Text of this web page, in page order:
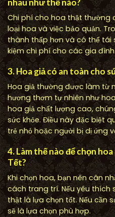
nhau như thế nào?
Chi phí cho hoa thật thường
loại hoa và việc bảo quản.
thành thấp hơn và có thể tái
kiệm chi phí cho các gia
3. Hoa giả có an toàn cho
Hoa giả thường được làm từ
hương thơm tự nhiên như
hoa giả chất lượng cao,
sức khỏe. Điều này đặc biệt
trẻ nhỏ hoặc người bị dị ứng
4. Làm thế nào để chọn
Tết?
Khi chọn hoa, bạn nên cân
cách trang trí. Nếu yêu thích
thật là lựa chọn tốt. Nếu cần
sẽ là lựa chọn phù hợp.